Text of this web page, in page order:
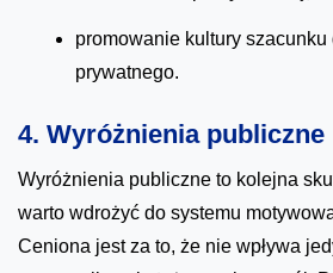
promowanie kultury szacunku
prywatnego.
4. Wyróżnienia publiczne
Wyróżnienia publiczne to kolejna
warto wdrożyć do systemu
Ceniona jest za to, że nie wpływa